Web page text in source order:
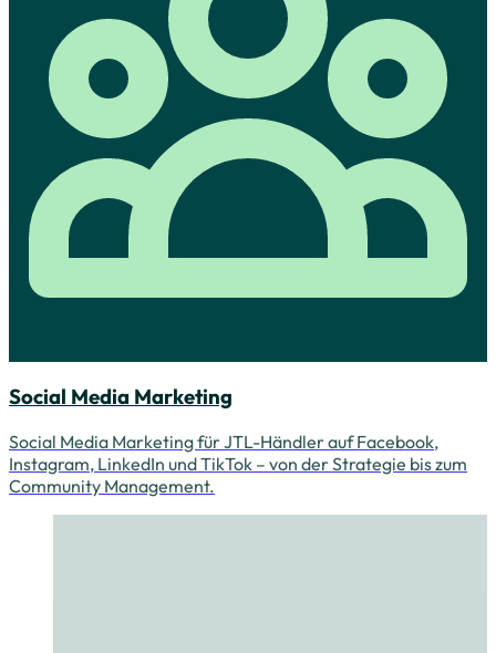
Social Media Marketing
Social Media Marketing für JTL-Händler auf Facebook,
Instagram, LinkedIn und TikTok – von der Strategie bis zum
Community Management.